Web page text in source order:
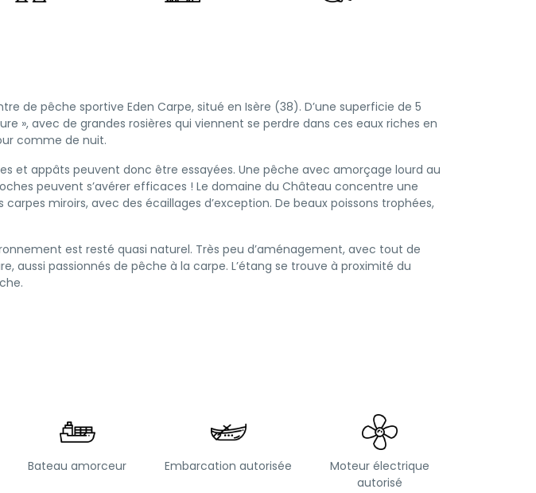
de pêche sportive Eden Carpe, situé en Isère (38). D’une superficie de 5
», avec de grandes rosières qui viennent se perdre dans ces eaux riches en
comme de nuit.
et appâts peuvent donc être essayées. Une pêche avec amorçage lourd au
peuvent s’avérer efficaces ! Le domaine du Château concentre une
miroirs, avec des écaillages d’exception. De beaux poissons trophées,
est resté quasi naturel. Très peu d’aménagement, avec tout de
passionnés de pêche à la carpe. L’étang se trouve à proximité du
Bateau amorceur Embarcation autorisée
Moteur électrique
autorisé